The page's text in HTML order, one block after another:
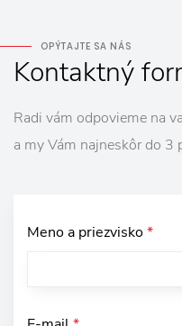
OPÝTAJTE SA NÁS
Kontaktný
Radi vám odpovieme na
a my Vám najneskôr do 3
Meno a priezvisko*